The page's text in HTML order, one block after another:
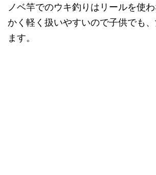
ノベ竿でのウキ釣りはリールを使
かく軽く扱いやすいので子供でも
ます。